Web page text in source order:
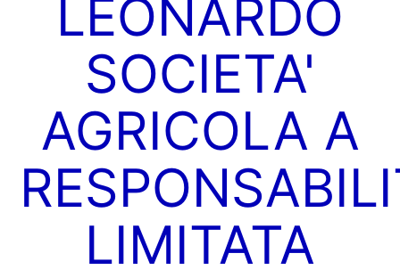
LEONARDO
SOCIETA'
AGRICOLA A
LIMITATA